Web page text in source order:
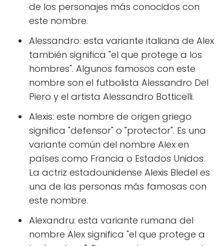
de los personajes más conocidos con
este nombre.
Alessandro: esta variante italiana de Alex
también significa "el que protege a los
hombres". Algunos famosos con este
nombre son el futbolista Alessandro Del
Piero y el artista Alessandro Botticelli.
Alexis: este nombre de origen griego
significa "defensor" o "protector". Es una
variante común del nombre Alex en
países como Francia o Estados Unidos.
La actriz estadounidense Alexis Bledel es
una de las personas más famosas con
este nombre.
Alexandru: esta variante rumana del
nombre Alex significa "el que protege a